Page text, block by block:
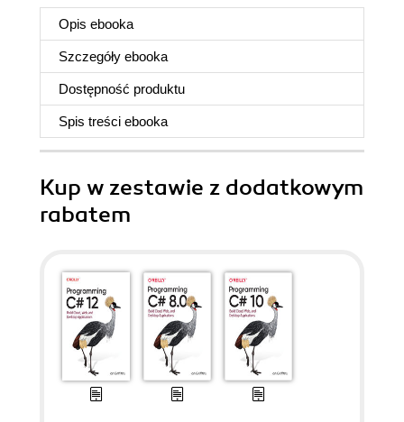
Opis ebooka
Szczegóły ebooka
Dostępność produktu
Spis treści ebooka
Kup w zestawie z dodatkowym
rabatem